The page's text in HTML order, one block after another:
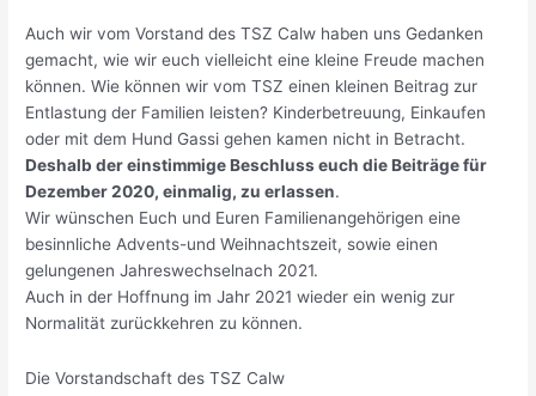
Auch wir vom Vorstand des TSZ Calw haben uns Gedanken
gemacht, wie wir euch vielleicht eine kleine Freude machen
können. Wie können wir vom TSZ einen kleinen Beitrag zur
Entlastung der Familien leisten? Kinderbetreuung, Einkaufen
oder mit dem Hund Gassi gehen kamen nicht in Betracht.
Deshalb der einstimmige Beschluss euch die Beiträge für
Dezember 2020, einmalig, zu erlassen.
Wir wünschen Euch und Euren Familienangehörigen eine
besinnliche Advents-und Weihnachtszeit, sowie einen
gelungenen Jahreswechselnach 2021.
Auch in der Hoffnung im Jahr 2021 wieder ein wenig zur
Normalität zurückkehren zu können.
Die Vorstandschaft des TSZ Calw